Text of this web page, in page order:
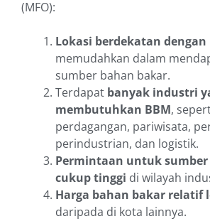
(MFO):
Lokasi berdekatan
memudahkan dalam
sumber bahan bakar.
Terdapat banyak industri
membutuhkan BBM,
perdagangan, pariwisata,
perindustrian, dan logistik.
Permintaan untuk
cukup tinggi di wilayah
Harga bahan bakar relatif
daripada di kota lainnya.